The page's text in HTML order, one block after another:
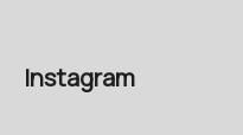
Instagram